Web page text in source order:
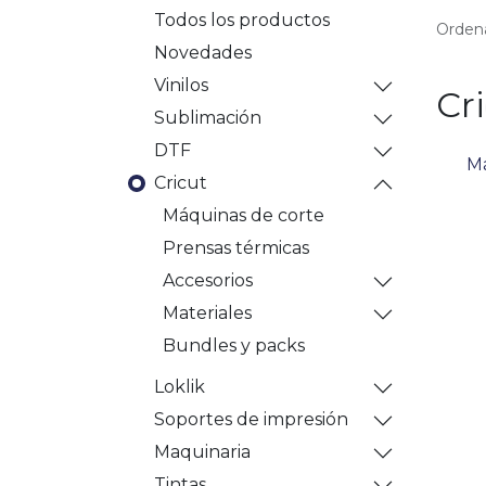
Todos los productos
Novedades
Vinilos
Sublimación
DTF
Cricut
Máquinas de corte
Prensas térmicas
Accesorios
Materiales
Bundles y packs
Loklik
Soportes de impresión
Maquinaria